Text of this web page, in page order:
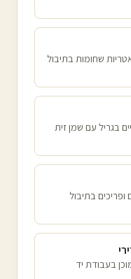
שחומות בתיבול
בגריל עם שמן זית
בתיבול
בעבודת יד